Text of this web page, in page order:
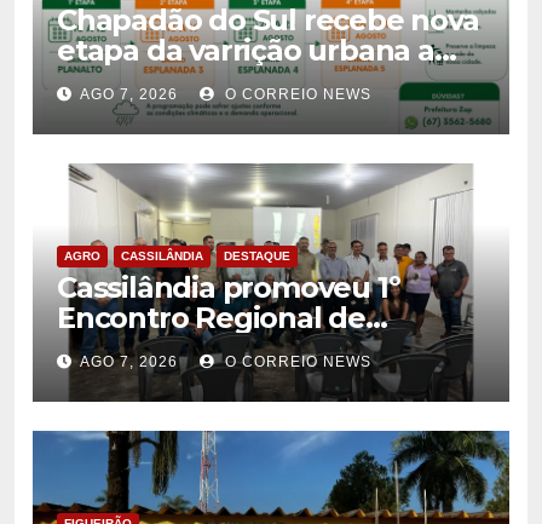
Chapadão do Sul recebe nova
etapa da varrição urbana a
partir de 10 de agosto
AGO 7, 2026 O CORREIO NEWS
AGRO CASSILÂNDIA DESTAQUE
Cassilândia promoveu 1º
Encontro Regional de
Citricultores e fortalece o
desenvolvimento da
citricultura
AGO 7, 2026 O CORREIO NEWS